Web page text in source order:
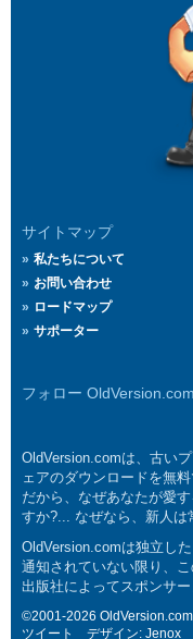
サイトマップ
私たちについて
お問い合わせ
ロードマップ
サポーター
フォロー OldVersion.com
OldVersion.comは、古い
ェアのダウンロードを無
だから、なぜあなたが愛
すか?... なぜなら、新人は
OldVersion.comは独立し
通知されていない限り、
出版社によってスポンサ
©2001-2026
ツイート
デザイン: Jenox